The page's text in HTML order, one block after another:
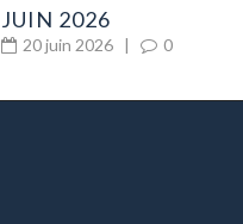
JUIN 2026
20 juin 2026 | 0